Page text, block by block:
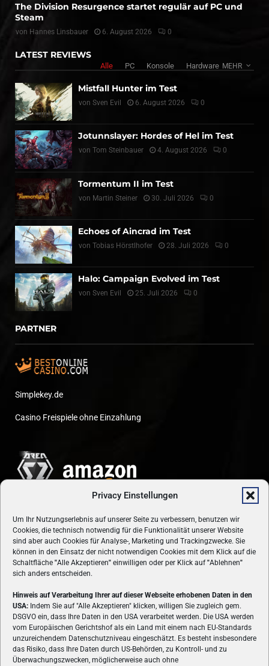
Privacy Einstellungen
Um Ihr Nutzungserlebnis auf unserer Seite zu verbessern, benutzen wir
Cookies, die technisch notwendig für die Funktionalität unserer Website
sind aber auch Cookies für Analyse-, Marketing und Trackingzwecke. Sie
können in den Einsatz der nicht notwendigen Cookies mit dem Klick auf die
Schaltfläche "Alle Akzeptieren" einwilligen oder per Klick auf"Ablehnen"
sich anders entscheiden.
Hinweis auf Verarbeitung Ihrer auf dieser Webseite erhobenen Daten in den
USA: Indem Sie auf "Alle Akzeptieren" klicken, willigen Sie zugleich gem.
DSGVO ein, dass Ihre Daten in den USA verarbeitet werden. Die USA werden
vom Europäischen Gerichtshof als ein Land mit einem nach EU-Standards
unzureichendem Datenschutzniveau eingeschätzt. Es besteht insbesondere
das Risiko, dass Ihre Daten durch US-Behörden, zu Kontroll- und zu
Überwachungszwecken, möglicherweise auch ohne
The Division Resurgence startet regulär auf PC und
Steam
von Hannes Linsbauer 6. August 2026 0
LATEST REVIEWS
Alle PC Konsole Hardware MEHR
Mistfall Hunter im Test
von Sven Evil 6. August 2026 0
Jotunnslayer: Hordes of Hel im Test
von Tom Steinbauer 4. August 2026 0
Tormentum II im Test
von Martin Steiner 30. Juli 2026 0
Echoes of Aincrad im Test
von Tobias Hörstlhofer 28. Juli 2026 0
Halo: Campaign Evolved im Test
von Sven Evil 25. Juli 2026 0
PARTNER
Simplekey.de
Casino Freispiele ohne Einzahlung
ÜBER UNS
VON GAMERN, FÜR GAMER! Gamers.at ist das älteste Online-
Spielemagazin Österreichs und bringt täglich aktuelle News,
Reviews und Videos zu PC- und Konsolenspielen, Gaming-